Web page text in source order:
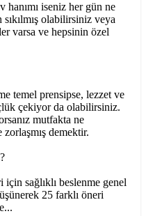
iseniz her gün ne
olabilirsiniz veya
varsa ve hepsinin özel
temel prensipse, lezzet ve
çekiyor da olabilirsiniz.
mutfakta ne
demektir.
sağlıklı beslenme genel
25 farklı öneri